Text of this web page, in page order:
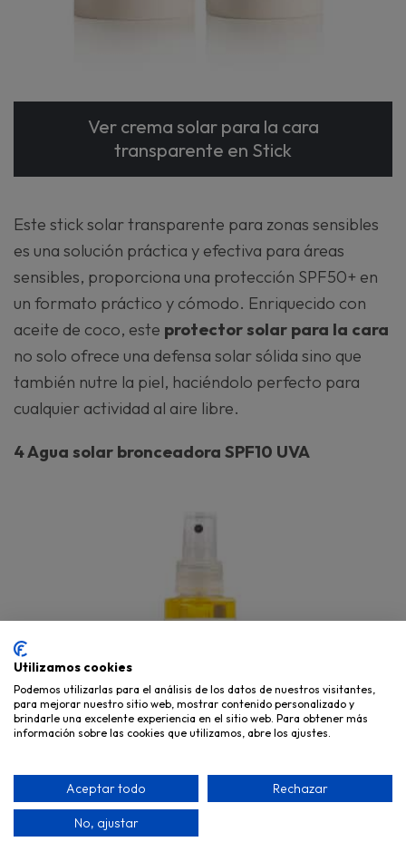
Ver crema solar para la cara
transparente en Stick
Este stick solar transparente para zonas sensibles
es una solución práctica y efectiva para áreas
sensibles, proporciona una protección SPF50+ en
un formato práctico y cómodo. Enriquecido con
aceite de coco, este protector solar para la cara
no solo ofrece una defensa solar sólida sino que
también nutre la piel, haciéndolo perfecto para
cualquier actividad al aire libre.
4 Agua solar bronceadora SPF10 UVA
Utilizamos cookies
Podemos utilizarlas para el análisis de los datos de nuestros visitantes,
para mejorar nuestro sitio web, mostrar contenido personalizado y
brindarle una excelente experiencia en el sitio web. Para obtener más
información sobre las cookies que utilizamos, abre los ajustes.
Aceptar todo Rechazar
No, ajustar